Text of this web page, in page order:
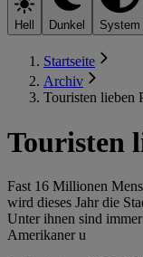
Hell Dunkel System
Startseite
Archiv
Touristen lieben
Touristen
Fast 16 Millionen
wird dieses Jahr die
Unter ihnen sind
Amerikaner u